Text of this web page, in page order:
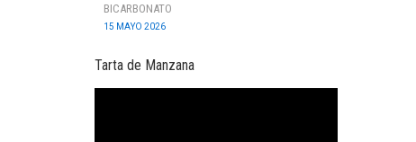
BICARBONATO
15 MAYO 2026
Tarta de Manzana